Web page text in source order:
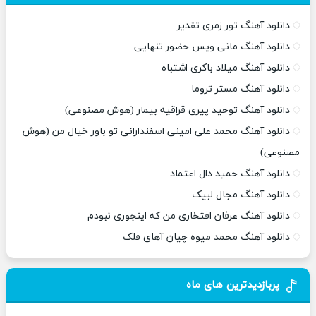
دانلود آهنگ تور زمری تقدیر
دانلود آهنگ مانی ویس حضور تنهایی
دانلود آهنگ میلاد باکری اشتباه
دانلود آهنگ مستر تروما
دانلود آهنگ توحید پیری قراقیه بیمار (هوش مصنوعی)
دانلود آهنگ محمد علی امینی اسفندارانی تو باور خیال من (هوش
مصنوعی)
دانلود آهنگ حمید دال اعتماد
دانلود آهنگ مجال لبیک
دانلود آهنگ عرفان افتخاری من که اینجوری نبودم
دانلود آهنگ محمد میوه چیان آهای فلک
پربازدیدترین های ماه